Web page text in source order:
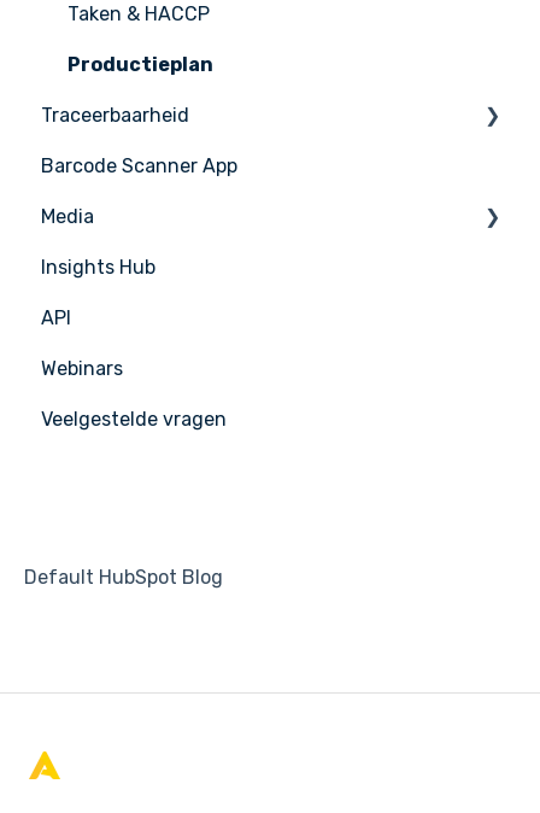
Leveranciersintegratie
PoS Integraties
Taken & HACCP
Productieplan
Traceerbaarheid
Nicelabel
Barcode Scanner App
Media
Media Management
APIC Studio
Insights Hub
API
Webinars
Veelgestelde vragen
Default HubSpot Blog